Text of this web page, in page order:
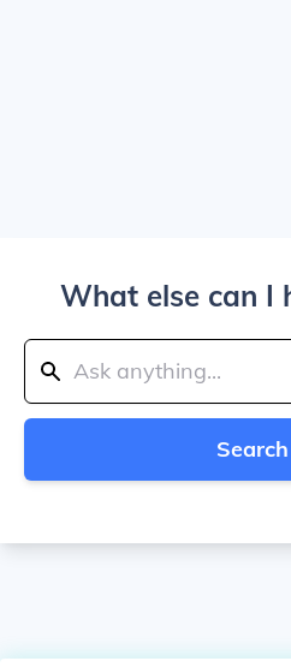
What else can I
Search